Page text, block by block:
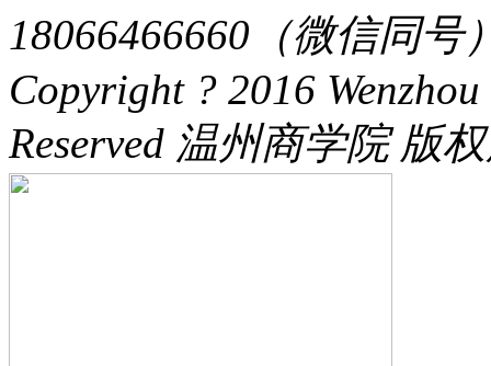
18066466660（微信同号
Copyright ? 2016
Reserved 温州商学院 版